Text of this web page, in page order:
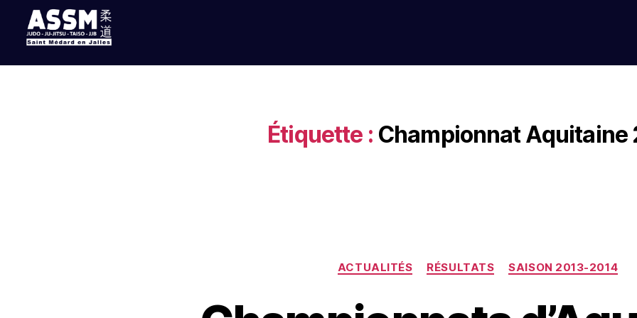
Étiquette : Championnat Aquitaine
ACTUALITÉS RÉSULTATS SAISON 2013-2014